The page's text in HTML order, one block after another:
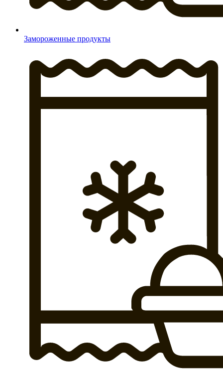
Замороженные продукты